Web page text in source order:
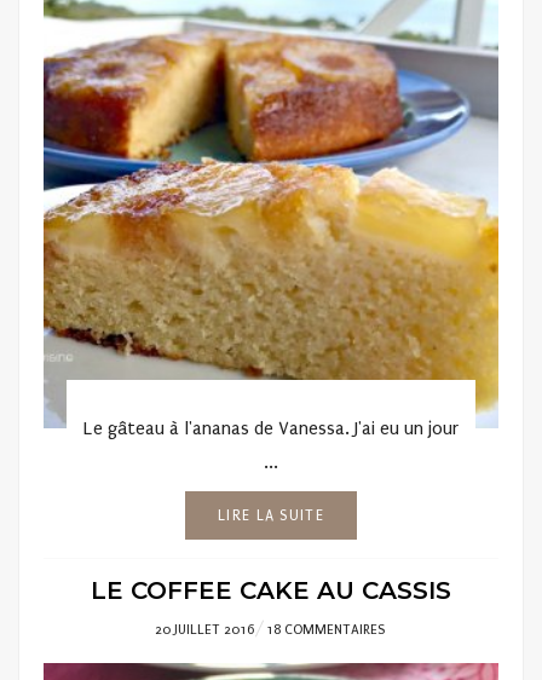
Le gâteau à l'ananas de Vanessa. J'ai eu un jour
...
LIRE LA SUITE
LE COFFEE CAKE AU CASSIS
POSTED
ON
20 JUILLET 2016 18 COMMENTAIRES